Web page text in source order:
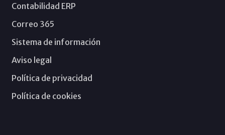
Contabilidad ERP
Correo 365
Sistema de información
Aviso legal
Política de privacidad
Política de cookies